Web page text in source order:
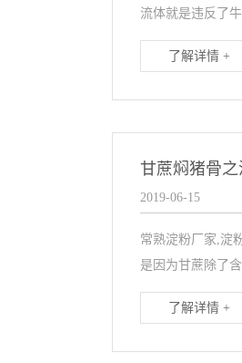
流体就是违反了
了解详情 +
甘蔗焖猪骨
2019-06-15
常熟淀粉厂家,淀
是因为甘蔗除了
了解详情 +